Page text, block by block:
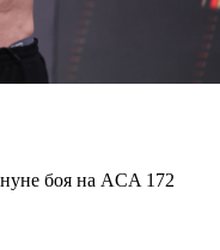
боя на ACA 172